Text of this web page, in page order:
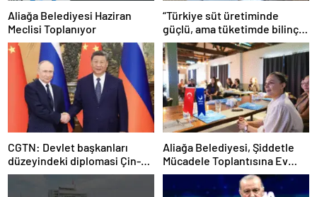
Aliağa Belediyesi Haziran
Meclisi Toplanıyor
“Türkiye süt üretiminde
güçlü, ama tüketimde bilinç
şart”
CGTN: Devlet başkanları
düzeyindeki diplomasi Çin-
Rusya arasındaki büyüyen
ortaklığı güçlendiriyor
Aliağa Belediyesi, Şiddetle
Mücadele Toplantısına Ev
Sahipliği Yaptı